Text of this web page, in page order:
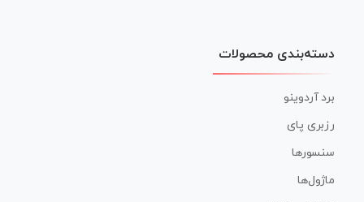
دسته‌بندی محصولات
برد آردوینو
رزبری پای
سنسورها
ماژول‌ها